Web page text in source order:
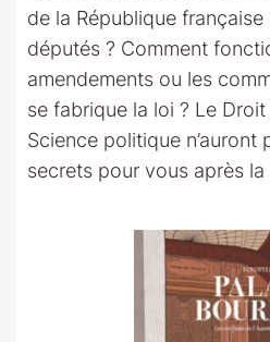
de la République
députés ? Comment
amendements ou les
se fabrique la loi ? Le
Science politique n’auront
secrets pour vous après